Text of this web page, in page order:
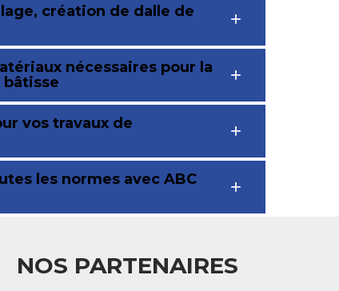
création de dalle de
nécessaires pour la
vos travaux de
les normes avec ABC
NOS PARTENAIRES